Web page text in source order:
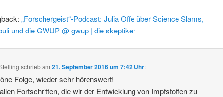
„Forschergeist“-Podcast: Julia Offe über Science Slams,
und die GWUP @ gwup | die skeptiker
schriebam21. September 2016 um 7:42 Uhr:
Folge, wieder sehr hörenswert!
Fortschritten, die wir der Entwicklung von Impfstoffen zu